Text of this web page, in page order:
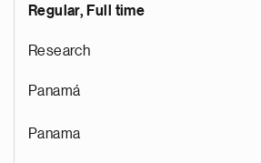
Regular, Full time
Research
Panamá
Panama